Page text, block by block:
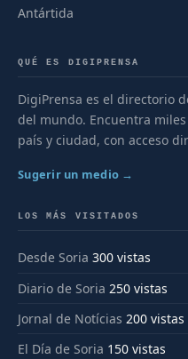
Antártida
QUÉ ES DIGIPRENSA
DigiPrensa es el directorio
del mundo. Encuentra
país y ciudad, con acceso
Sugerir un medio →
LOS MÁS VISITADOS
Desde Soria 300 vistas
Diario de Soria 250 vistas
Jornal de Notícias 200 vistas
El Día de Soria 150 vistas